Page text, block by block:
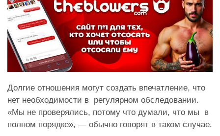
Долгие отношения могут создать впечатление, что
нет необходимости в регулярном обследовании.
«Мы не проверялись, потому что думали, что мы в
полном порядке», — обычно говорят в таком случае.